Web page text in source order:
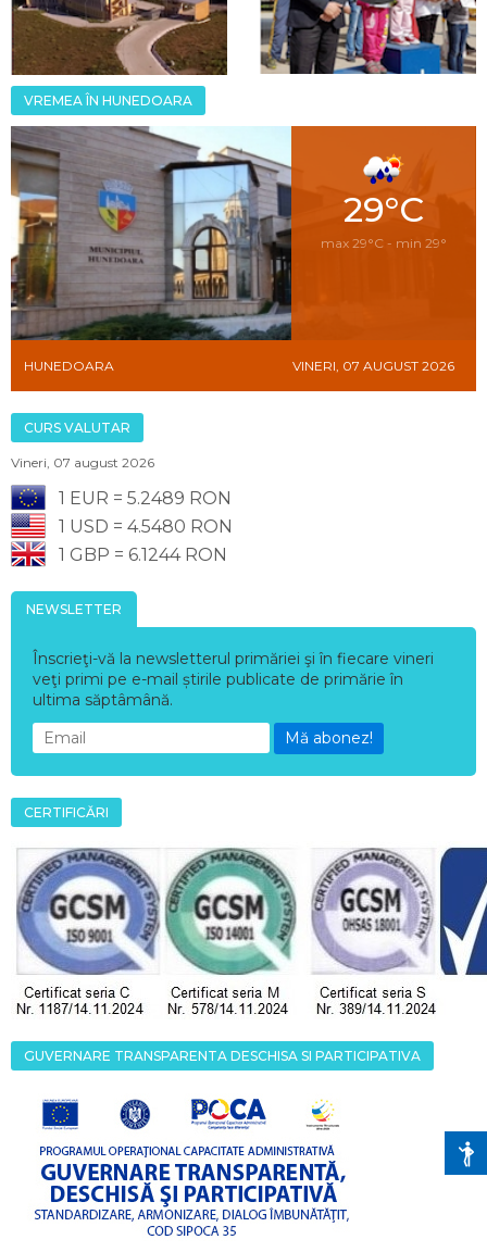
VREMEA ÎN HUNEDOARA
29°C
max 29°C - min 29°
HUNEDOARA VINERI, 07 AUGUST 2026
CURS VALUTAR
Vineri, 07 august 2026
1 EUR = 5.2489 RON
1 USD = 4.5480 RON
1 GBP = 6.1244 RON
NEWSLETTER
Înscrieţi-vă la newsletterul primăriei şi în fiecare vineri
veţi primi pe e-mail știrile publicate de primărie în
ultima săptâmână.
Mă abonez!
CERTIFICĂRI
GUVERNARE TRANSPARENTA DESCHISA SI PARTICIPATIVA